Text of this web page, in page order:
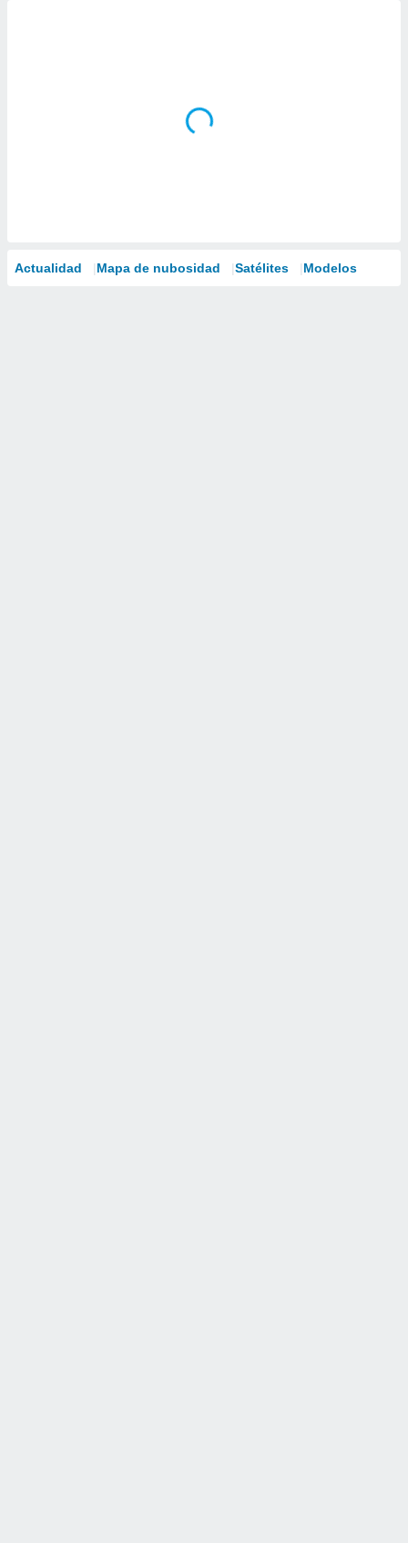
Actualidad Mapa de nubosidad Satélites Modelos